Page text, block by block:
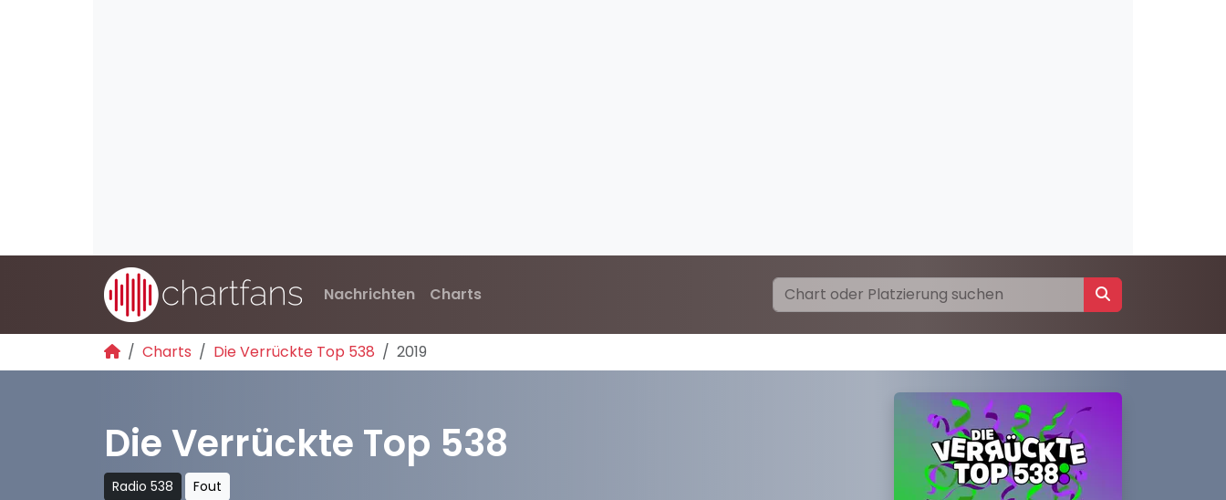
Nachrichten Charts
Charts Die Verrückte Top 538 2019
Die Verrückte Top 538
Radio 538 Fout